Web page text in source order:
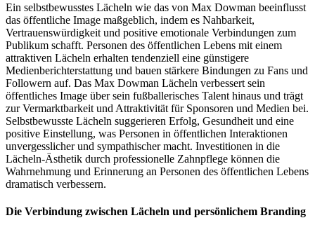
Ein selbstbewusstes Lächeln wie das von Max Dowman beeinflusst
das öffentliche Image maßgeblich, indem es Nahbarkeit,
Vertrauenswürdigkeit und positive emotionale Verbindungen zum
Publikum schafft. Personen des öffentlichen Lebens mit einem
attraktiven Lächeln erhalten tendenziell eine günstigere
Medienberichterstattung und bauen stärkere Bindungen zu Fans und
Followern auf. Das Max Dowman Lächeln verbessert sein
öffentliches Image über sein fußballerisches Talent hinaus und trägt
zur Vermarktbarkeit und Attraktivität für Sponsoren und Medien bei.
Selbstbewusste Lächeln suggerieren Erfolg, Gesundheit und eine
positive Einstellung, was Personen in öffentlichen Interaktionen
unvergesslicher und sympathischer macht. Investitionen in die
Lächeln-Ästhetik durch professionelle Zahnpflege können die
Wahrnehmung und Erinnerung an Personen des öffentlichen Lebens
dramatisch verbessern.
Die Verbindung zwischen Lächeln und persönlichem Branding